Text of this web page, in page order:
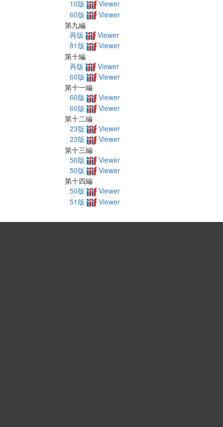
10版
Viewer
60版
Viewer
第九編
再版
Viewer
81版
Viewer
第十編
再版
Viewer
60版
Viewer
第十一編
60版
Viewer
60版
Viewer
第十二編
23版
Viewer
23版
Viewer
第十三編
50版
Viewer
50版
Viewer
第十四編
50版
Viewer
51版
Viewer